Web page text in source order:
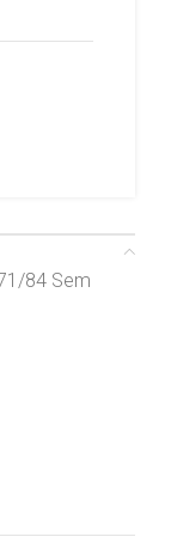
84 Sem